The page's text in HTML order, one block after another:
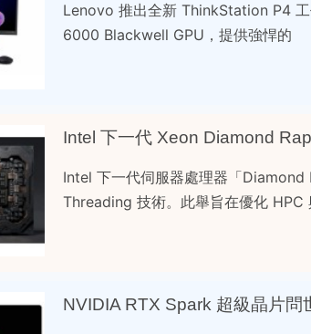
Lenovo 推出全新 ThinkStation P4
6000 Blackwell GPU，提供強悍的
Intel 下一代伺服器處理器「
Threading 技術。此舉旨在優化 HPC
NVIDIA RTX Spark 超級晶片問